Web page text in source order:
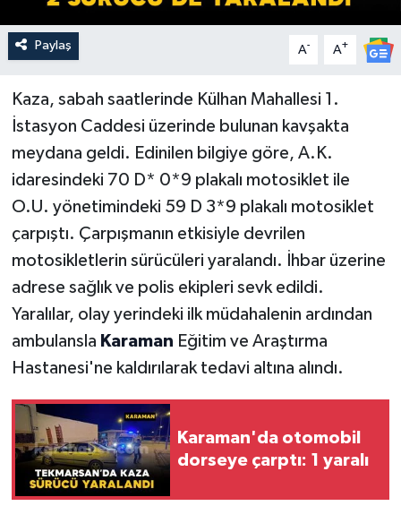
Paylaş A- A+
Kaza, sabah saatlerinde Külhan Mahallesi 1.
İstasyon Caddesi üzerinde bulunan kavşakta
meydana geldi. Edinilen bilgiye göre, A.K.
idaresindeki 70 D* 0*9 plakalı motosiklet ile
O.U. yönetimindeki 59 D 3*9 plakalı motosiklet
çarpıştı. Çarpışmanın etkisiyle devrilen
motosikletlerin sürücüleri yaralandı. İhbar üzerine
adrese sağlık ve polis ekipleri sevk edildi.
Yaralılar, olay yerindeki ilk müdahalenin ardından
ambulansla Karaman Eğitim ve Araştırma
Hastanesi'ne kaldırılarak tedavi altına alındı.
Karaman'da otomobil
dorseye çarptı: 1 yaralı